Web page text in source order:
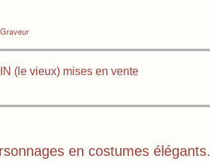
Graveur
(le vieux) mises en vente
en costumes élégants.